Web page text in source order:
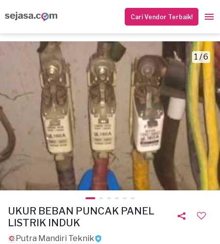
Cari Vendor Terbaik!
1 / 6
UKUR BEBAN PUNCAK PANEL
LISTRIK INDUK
Putra Mandiri Teknik